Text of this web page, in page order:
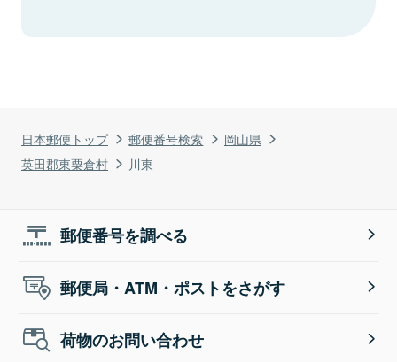
日本郵便トップ 郵便番号検索
岡山県
英田郡東粟倉村
川東
郵便番号を調べる
郵便局・ATM・ポストをさがす
荷物のお問い合わせ